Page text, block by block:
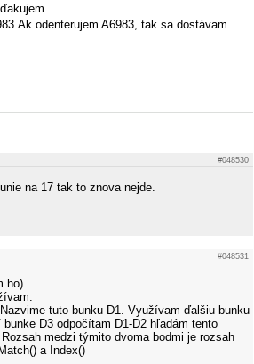
odenterujem A6983, tak sa dostávam
#048530
na 17 tak to znova nejde.
#048531
ho).
tuto bunku D1. Využívam ďalšiu bunku
D3 odpočítam D1-D2 hľadám tento
medzi týmito dvoma bodmi je rozsah
a Index()